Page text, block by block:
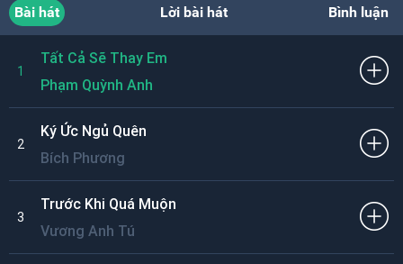
Bài hát Lời bài hát Bình luận
1
Tất Cả Sẽ Thay Em
Phạm Quỳnh Anh
2
Ký Ức Ngủ Quên
Bích Phương
3
Trước Khi Quá Muộn
Vương Anh Tú